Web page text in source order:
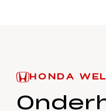
HONDA